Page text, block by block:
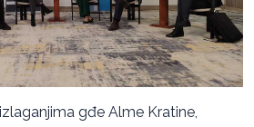
gđe Alme Kratine,